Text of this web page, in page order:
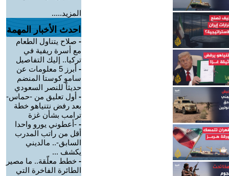
المزيد.....
احدث الأخبار المهمة
- صلاح يتناول الطعام
مع أسرة ريفية في
تركيا.. إليك التفاصيل
-
أبرز 5 معلومات عن
سامو كوستا المنضم
حديثاً للنصر السعودي
- أول تعليق من -حماس-
بعد رفض نتنياهو خطة
ترامب بشأن غزة
- -أعطوني يورو واحدا
أقل من راتب المدرب
السابق-.. مالديني
يكشف ...
- خطط معلّقة.. ما مصير
الطائرة الفاخرة التي